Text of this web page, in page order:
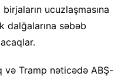
ucuzlaşmasına
səbəb
və Tramp nəticədə ABŞ-